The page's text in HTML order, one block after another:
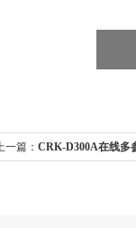
一篇： CRK-D300A在线多